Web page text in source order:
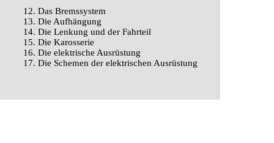
12. Das Bremssystem
13. Die Aufhängung
14. Die Lenkung und der Fahrteil
15. Die Karosserie
16. Die elektrische Ausrüstung
17. Die Schemen der elektrischen Ausrüstung